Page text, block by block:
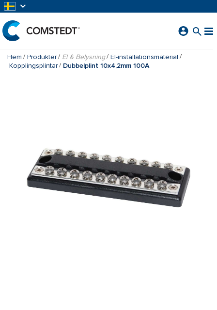
Hem Produkter El & Belysning
El-installationsmaterial
Kopplingsplintar
Dubbelplint 10x4,2mm 100A